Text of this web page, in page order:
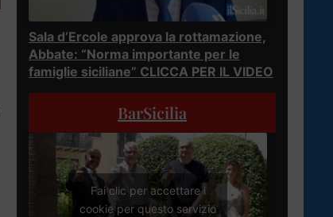
Sala d’Ercole approva la rottamazione,
Abbate: “Norma importante per le
famiglie siciliane” CLICCA PER IL VIDEO
BarSicilia
Fai clic per accettare i
cookie per questo servizio